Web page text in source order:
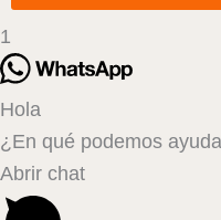
1
Hola
¿En qué podemos
Abrir chat